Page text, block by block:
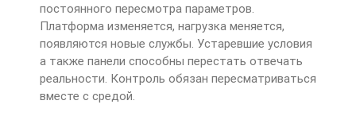
постоянного пересмотра параметров.
Платформа изменяется, нагрузка меняется,
появляются новые службы. Устаревшие условия
а также панели способны перестать отвечать
реальности. Контроль обязан пересматриваться
вместе с средой.